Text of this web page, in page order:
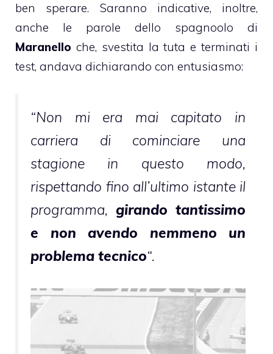
ben sperare. Saranno indicative, inoltre,
anche le parole dello spagnoolo di
Maranello che, svestita la tuta e terminati i
test, andava dichiarando con entusiasmo:
“Non mi era mai capitato in
carriera di cominciare una
stagione in questo modo,
rispettando fino all’ultimo istante il
programma, girando tantissimo
e non avendo nemmeno un
problema tecnico“.